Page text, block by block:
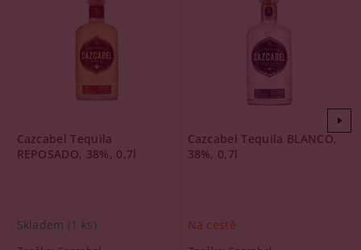
Cazcabel Tequila
REPOSADO, 38%, 0,7l
Skladem (1 ks)
Cazcabel Tequila BLANCO,
38%, 0,7l
Na cestě